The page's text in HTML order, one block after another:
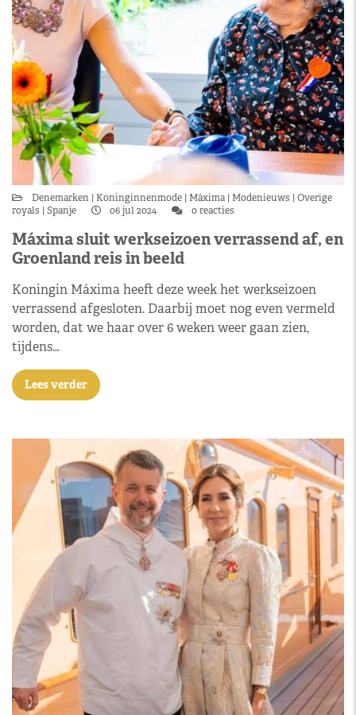
Denemarken Koninginnenmode Máxima Modenieuws
Overige
royals
Spanje 06 jul 2024 0 reacties
Máxima sluit werkseizoen verrassend af, en
Groenland reis in beeld
Koningin Máxima heeft deze week het werkseizoen
verrassend afgesloten. Daarbij moet nog even vermeld
worden, dat we haar over 6 weken weer gaan zien,
tijdens…
Lees verder